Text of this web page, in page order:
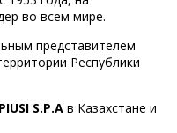
во всем мире.
представителем
Республики
PIUSI S.P.A в Казахстане и